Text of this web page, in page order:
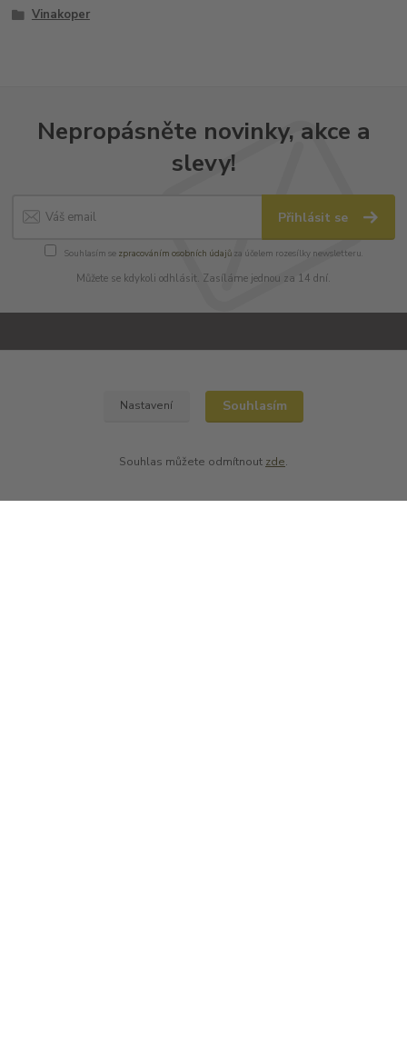
Vinakoper
Nepropásněte novinky, akce a
slevy!
Přihlásit se
Souhlasím se zpracováním osobních údajůza účelem rozesílky newsletteru.
Můžete se kdykoli odhlásit. Zasíláme jednou za 14 dní.
Reklamační řád
Kontakty
Nastavení Souhlasím
Souhlas můžete odmítnout zde.